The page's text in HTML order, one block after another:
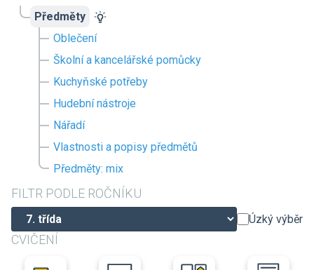
Předměty
Oblečení
Školní a kancelářské pomůcky
Kuchyňské potřeby
Hudební nástroje
Nářadí
Vlastnosti a popisy předmětů
Předměty: mix
FILTR PODLE ROČNÍKU
Úzký výběr
CVIČENÍ